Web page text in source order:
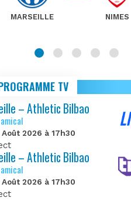
MARSEILLE NIMES
TV
– Athletic Bilbao
2026 à 17h30
– Athletic Bilbao
2026 à 17h30